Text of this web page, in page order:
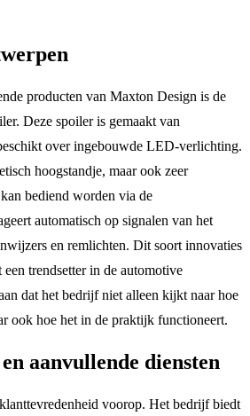
producten van Maxton Design is de
Deze spoiler is gemaakt van
over ingebouwde LED-verlichting.
hoogstandje, maar ook zeer
bediend worden via de
automatisch op signalen van het
en remlichten. Dit soort innovaties
trendsetter in de automotive
dat het bedrijf niet alleen kijkt naar hoe
ook hoe het in de praktijk functioneert.
aanvullende diensten
voorop. Het bedrijf biedt